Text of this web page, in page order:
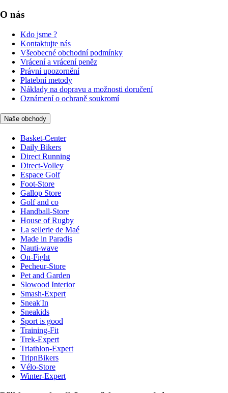
O nás
Kdo jsme ?
Kontaktujte nás
Všeobecné obchodní podmínky
Vrácení a vrácení peněz
Právní upozornění
Platební metody
Náklady na dopravu a možnosti doručení
Oznámení o ochraně soukromí
Naše obchody
Basket-Center
Daily Bikers
Direct Running
Direct-Volley
Espace Golf
Foot-Store
Gallop Store
Golf and co
Handball-Store
House of Rugby
La sellerie de Maé
Made in Paradis
Nauti-wave
On-Fight
Pecheur-Store
Pet and Garden
Slowood Interior
Smash-Expert
Sneak'In
Sneakids
Sport is good
Training-Fit
Trek-Expert
Triathlon-Expert
TripnBikers
Vélo-Store
Winter-Expert